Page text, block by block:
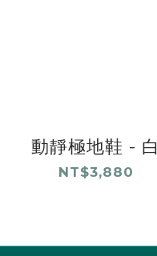
動靜極地鞋 - 白
NT$3,880